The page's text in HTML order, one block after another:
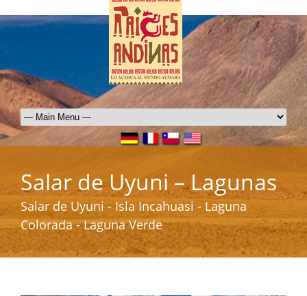
Salar de Uyuni – Lagunas
Salar de Uyuni - Isla Incahuasi - Laguna
Colorada - Laguna Verde